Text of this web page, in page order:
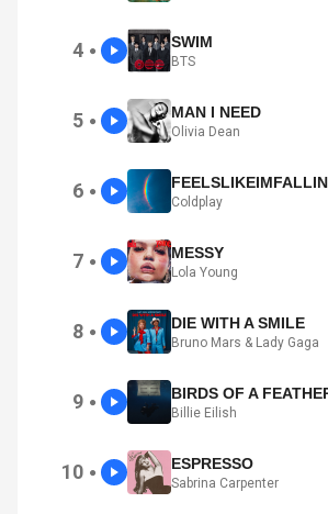
4 ● SWIM
BTS
5 ● MAN I NEED
Olivia Dean
6 ●
Coldplay
7 ● MESSY
Lola Young
8 ● DIE WITH A SMILE
Bruno Mars & Lady Gaga
9 ● BIRDS OF A
Billie Eilish
10 ● ESPRESSO
Sabrina Carpenter